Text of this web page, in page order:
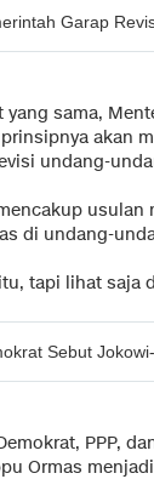
Garap
sama,
akan
undang-
di undang-
tapi lihat saja
Sebut
PPP,
Ormas